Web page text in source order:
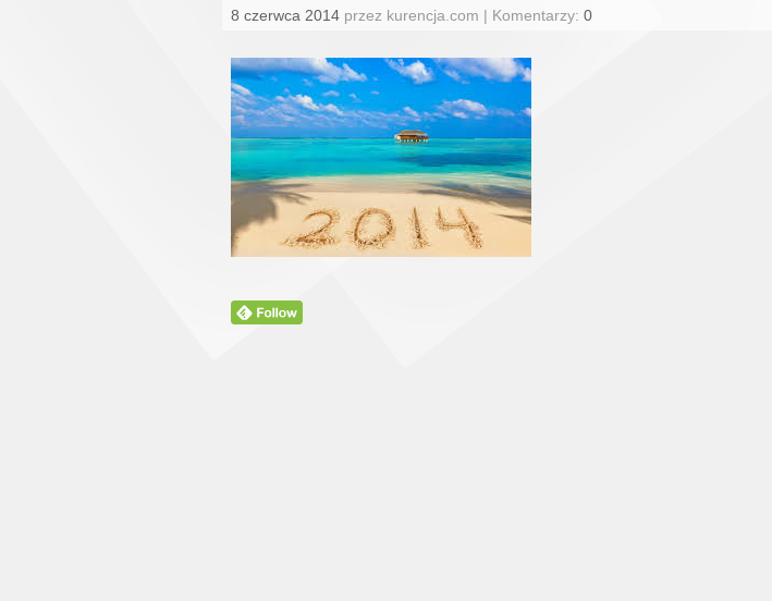
8 czerwca 2014 przez kurencja.com | Komentarzy: 0